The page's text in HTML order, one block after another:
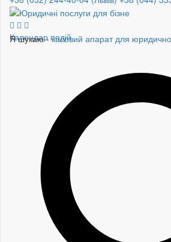
Календар подій
Я шукаю -касовий апарат для